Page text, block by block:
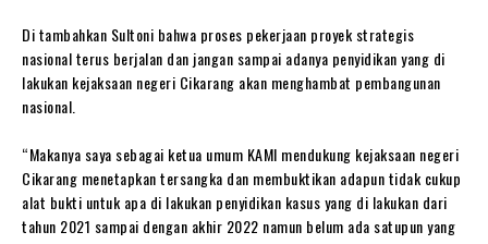
Di tambahkan Sultoni bahwa proses pekerjaan proyek strategis
nasional terus berjalan dan jangan sampai adanya penyidikan yang di
lakukan kejaksaan negeri Cikarang akan menghambat pembangunan
nasional.
“Makanya saya sebagai ketua umum KAMI mendukung kejaksaan negeri
Cikarang menetapkan tersangka dan membuktikan adapun tidak cukup
alat bukti untuk apa di lakukan penyidikan kasus yang di lakukan dari
tahun 2021 sampai dengan akhir 2022 namun belum ada satupun yang